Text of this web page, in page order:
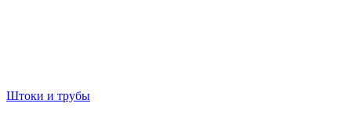
Штоки и трубы